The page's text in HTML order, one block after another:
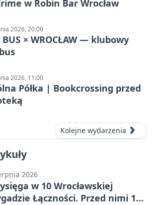
w Robin Bar Wrocław
2026, 20:00
BUS × WROCŁAW — klubowy
2026, 11:00
Półka | Bookcrossing przed
Kolejne wydarzenia
2026
w 10 Wrocławskiej
Łączności. Przed nimi 11